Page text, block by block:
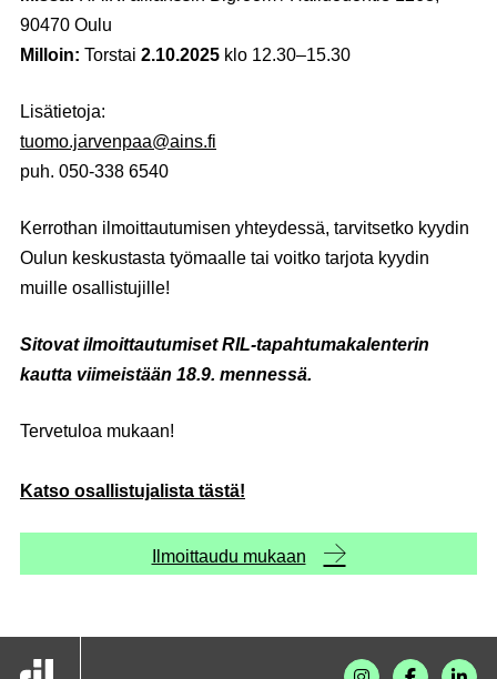
90470 Oulu
Milloin: Torstai 2.10.2025 klo 12.30–15.30
Lisätietoja:
tuomo.jarvenpaa@ains.fi
puh. 050-338 6540
Kerrothan ilmoittautumisen yhteydessä, tarvitsetko kyydin
Oulun keskustasta työmaalle tai voitko tarjota kyydin
muille osallistujille!
Sitovat ilmoittautumiset RIL-tapahtumakalenterin
kautta viimeistään 18.9. mennessä.
Tervetuloa mukaan!
Katso osallistujalista tästä!
Ilmoittaudu mukaan